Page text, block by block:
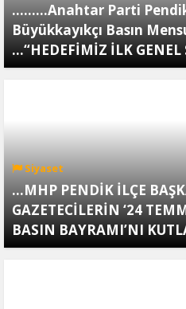
.........Anahtar Parti
Büyükkayıkçı Basın
...“HEDEFİMİZ İLK
Siyaset
...MHP PENDİK İLÇE
GAZETECİLERİN ‘24
BASIN BAYRAMI’NI